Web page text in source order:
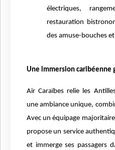
électriques,
restauration
des amuse-bouches
Une immersion caribéenne
Air Caraïbes relie les
une ambiance unique,
Avec un équipage
propose un service
et immerge ses passagers